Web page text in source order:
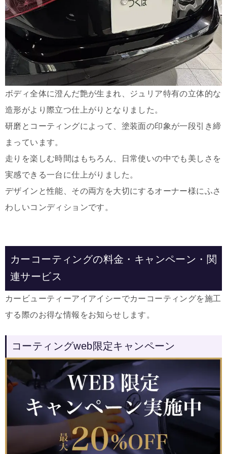
ボディ全体に澄んだ艶が生まれ、ジュリア特有の立体的な
造形がより際立つ仕上がりとなりました。
研磨とコーティングによって、塗装面の印象が一段引き締
まっています。
走りを楽しむ時間はもちろん、日常使いの中でも美しさを
実感できる一台に仕上がりました。
デザインと性能、その両方を大切にするオーナー様にふさ
わしいコンディションです。
カーコーティングの料金・キャンペーン・関
連サービス
カービューティーアイアイシーでカーコーティングを施工
する際のお得な情報をお知らせします。
コーティングweb限定キャンペーン